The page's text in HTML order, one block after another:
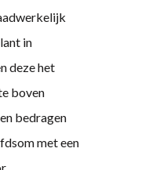
in
deze het
boven
bedragen
met een